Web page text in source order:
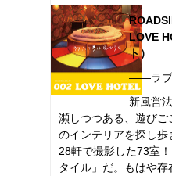
LOVE
ト）
――ラブ
新風営
瀕しつつある、遊び
のインテリアを探し
28軒で撮影した73室
タイル」だ。もはや